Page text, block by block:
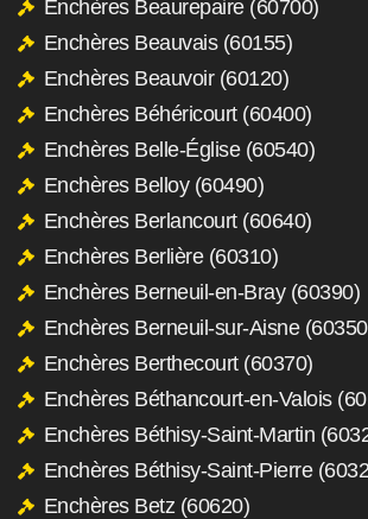
Enchères Beaurepaire (60700)
Enchères Beauvais (60155)
Enchères Beauvoir (60120)
Enchères Béhéricourt (60400)
Enchères Belle-Église (60540)
Enchères Belloy (60490)
Enchères Berlancourt (60640)
Enchères Berlière (60310)
Enchères Berneuil-en-Bray (60390)
Enchères Berneuil-sur-Aisne
Enchères Berthecourt (60370)
Enchères Béthancourt-en-Valois
Enchères Béthisy-Saint-Martin
Enchères Béthisy-Saint-Pierre
Enchères Betz (60620)